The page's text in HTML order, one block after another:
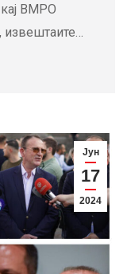
ВМРО
Јун
17
2024